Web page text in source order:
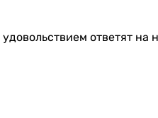
ответят на